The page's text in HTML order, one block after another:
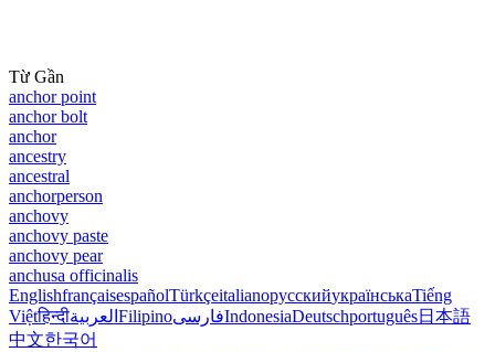
Từ Gần
anchor point
anchor bolt
anchor
ancestry
ancestral
anchorperson
anchovy
anchovy paste
anchovy pear
anchusa officinalis
EnglishfrançaisespañolTürkçeitalianoрусскийукраїнськаTiếng
Việtहिन्दीالعربية FilipinoفارسیIndonesiaDeutschportuguês日本語
中文한국어